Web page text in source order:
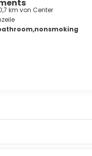
der größten in
und ist derzeit
und einer
Beim
und gespielt
Jazz, Reggae
verstreut sind, nutzen
präsentiert sich der
wenn
km von Center